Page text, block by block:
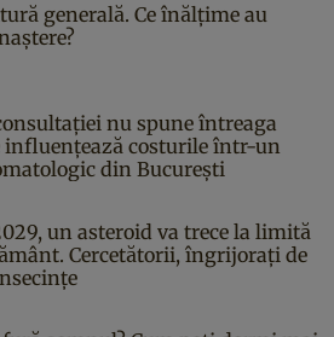
generală. Ce înălțime au
nu spune întreaga
influențează costurile într-un
din București
un asteroid va trece la limită
Cercetătorii, îngrijorați de